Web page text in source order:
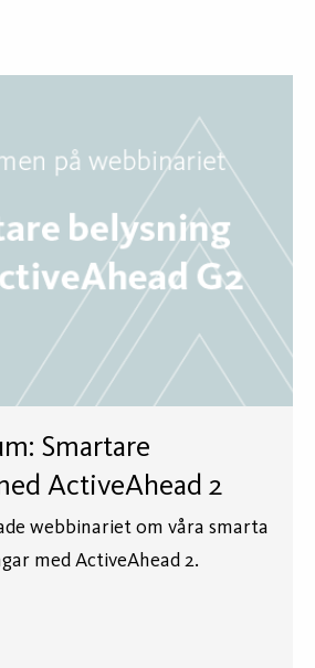
Smartare
ActiveAhead 2
webbinariet om våra smarta
med ActiveAhead 2.